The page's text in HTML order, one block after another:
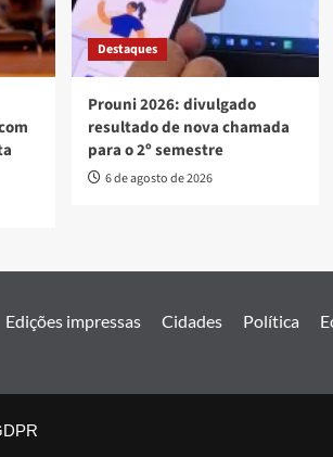
Destaques
Prouni 2026: divulgado
resultado de nova chamada
para o 2º semestre
6 de agosto de 2026
Edições impressas Cidades Política
de Goiás. Todos os direitos reservados.